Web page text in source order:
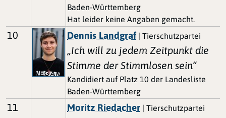
Baden-Württemberg
Hat leider keine Angaben gemacht.
10 Dennis Landgraf| Tierschutzpartei
„Ich will zu jedem Zeitpunkt die
Stimme der Stimmlosen sein“
Kandidiert auf Platz 10 der Landesliste
Baden-Württemberg
11 Moritz Riedacher | Tierschutzpartei